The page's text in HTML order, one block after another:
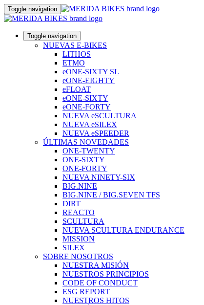
Toggle navigation
Toggle navigation
NUEVAS E-BIKES
LITHOS
ETMO
eONE-SIXTY SL
eONE-EIGHTY
eFLOAT
eONE-SIXTY
eONE-FORTY
NUEVA eSCULTURA
NUEVA eSILEX
NUEVA eSPEEDER
ÚLTIMAS NOVEDADES
ONE-TWENTY
ONE-SIXTY
ONE-FORTY
NUEVA NINETY-SIX
BIG.NINE
BIG.NINE / BIG.SEVEN TFS
DIRT
REACTO
SCULTURA
NUEVA SCULTURA ENDURANCE
MISSION
SILEX
SOBRE NOSOTROS
NUESTRA MISIÓN
NUESTROS PRINCIPIOS
CODE OF CONDUCT
ESG REPORT
NUESTROS HITOS